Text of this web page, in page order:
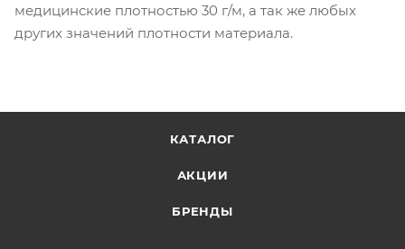
медицинские плотностью 30 г/м, а так же любых
других значений плотности материала.
КАТАЛОГ
АКЦИИ
БРЕНДЫ